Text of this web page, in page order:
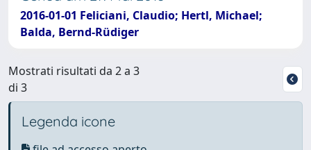
2016-01-01 Feliciani, Claudio; Hertl, Michael;
Balda, Bernd-Rüdiger
Mostrati risultati da 2 a 3
di 3
Legenda icone